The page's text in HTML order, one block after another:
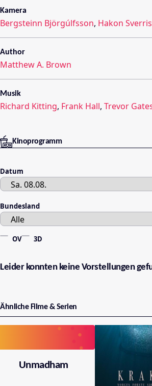
Kamera
Bergsteinn Björgúlfsson, Hakon
Author
Matthew A. Brown
Musik
Richard Kitting, Frank Hall, Trevor
Kinoprogramm
Datum
Bundesland
OV 3D
Leider konnten keine Vorstellungen
Ähnliche Filme & Serien
Unmadham